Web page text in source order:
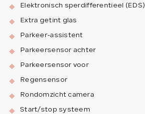
Elektronisch sperdifferentieel (EDS)
Extra getint glas
Parkeer-assistent
Parkeersensor achter
Parkeersensor voor
Regensensor
Rondomzicht camera
Start/stop systeem